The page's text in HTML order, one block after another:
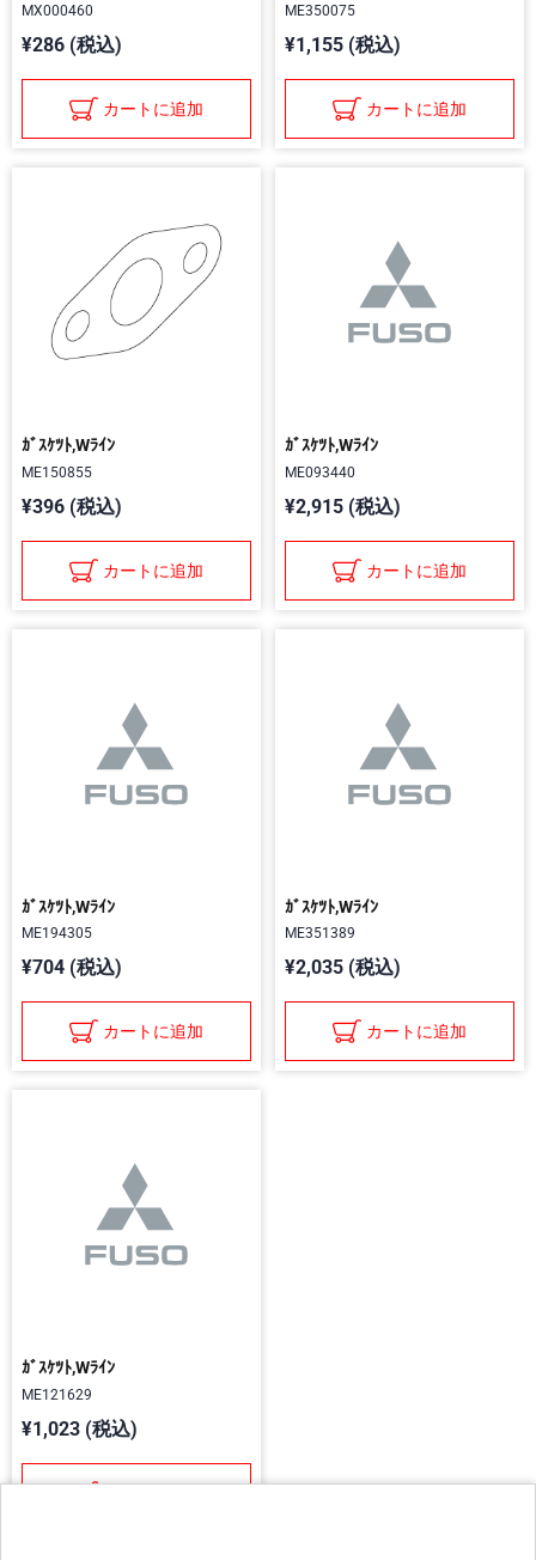
MX000460
¥286 (税込)
カートに追加
ME350075
¥1,155 (税込)
カートに追加
ｶﾞｽｹﾂﾄ,Wﾗｲﾝ
ME150855
¥396 (税込)
カートに追加
ｶﾞｽｹﾂﾄ,Wﾗｲﾝ
ME093440
¥2,915 (税込)
カートに追加
ｶﾞｽｹﾂﾄ,Wﾗｲﾝ
ME194305
¥704 (税込)
カートに追加
ｶﾞｽｹﾂﾄ,Wﾗｲﾝ
ME351389
¥2,035 (税込)
カートに追加
ｶﾞｽｹﾂﾄ,Wﾗｲﾝ
ME121629
¥1,023 (税込)